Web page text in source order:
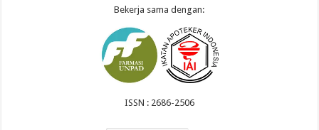
Bekerja sama dengan:
ISSN : 2686-2506